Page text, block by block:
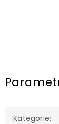
Kategorie: